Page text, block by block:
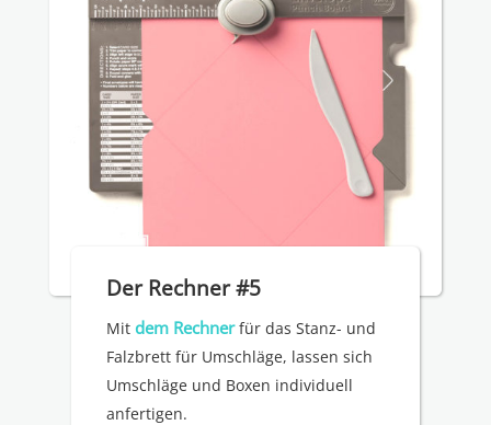
Der Rechner #5
Mitdem Rechnerfür das Stanz- und
Falzbrett für Umschläge, lassen sich
Umschläge und Boxen individuell
anfertigen.